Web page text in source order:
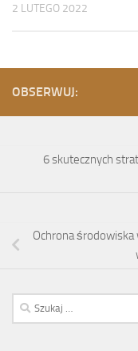
2 LUTEGO 2022
OBSERWUJ:
6 skutecznych
Ochrona
Szukaj: